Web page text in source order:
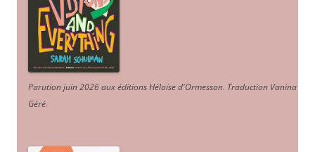
Parution juin 2026 aux éditions Héloïse d'Ormesson. Traduction Vanina
Géré.